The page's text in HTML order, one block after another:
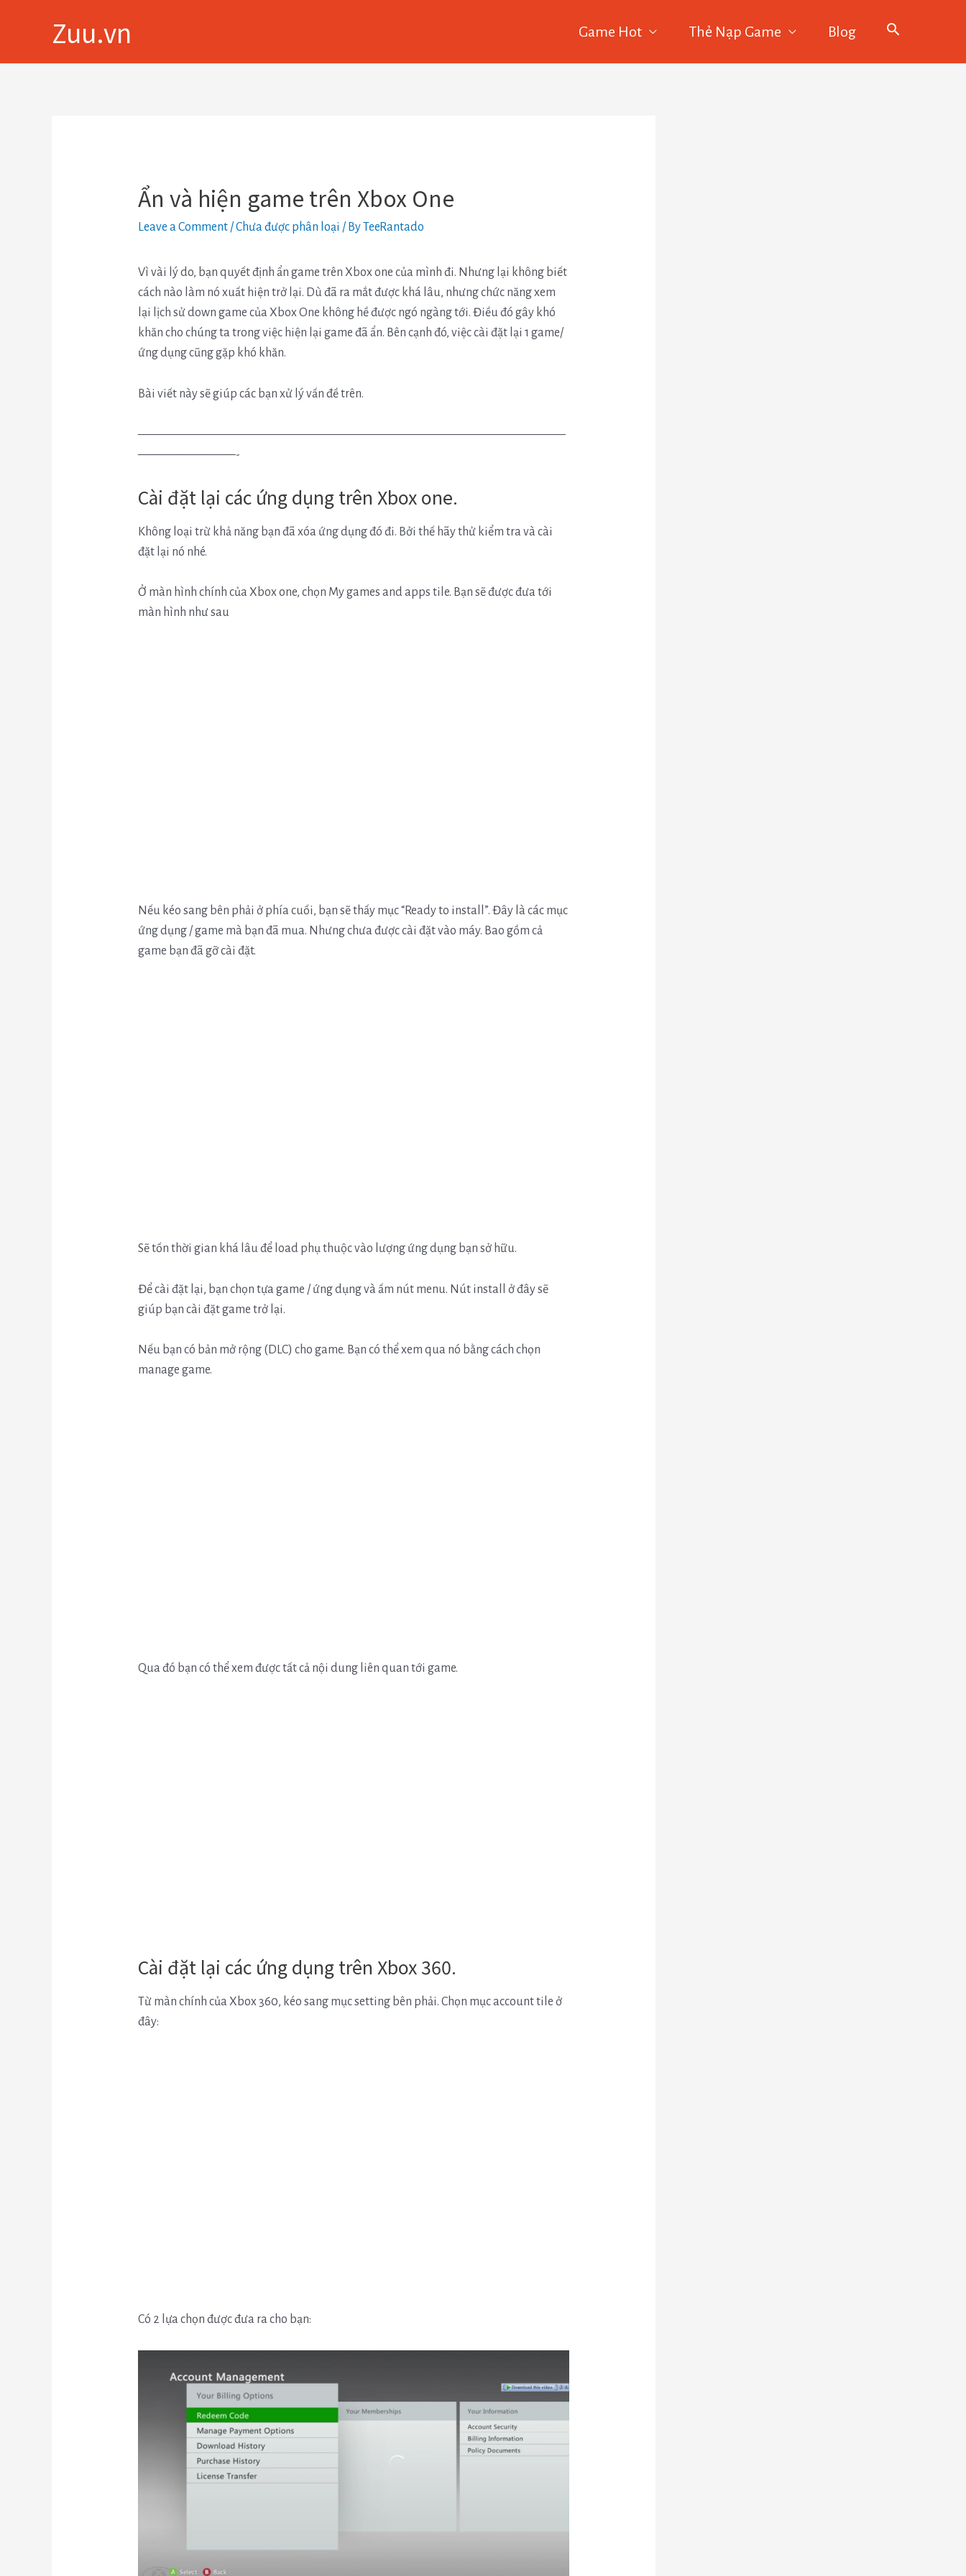
Zuu.vn Game Hot Thẻ Nạp Game Blog
Ẩn và hiện game trên Xbox One
Leave a Comment /Chưa được phân loại / ByTeeRantado
Vì vài lý do, bạn quyết định ẩn game trên Xbox one của mình đi. Nhưng lại không biết
cách nào làm nó xuất hiện trở lại. Dù đã ra mắt được khá lâu, nhưng chức năng xem
lại lịch sử down game của Xbox One không hề được ngó ngàng tới. Điều đó gây khó
khăn cho chúng ta trong việc hiện lại game đã ẩn. Bên cạnh đó, việc cài đặt lại 1 game/
ứng dụng cũng gặp khó khăn.
Bài viết này sẽ giúp các bạn xử lý vấn đề trên.
———————————————————————————————————
————————-
Cài đặt lại các ứng dụng trên Xbox one.
Không loại trừ khả năng bạn đã xóa ứng dụng đó đi. Bởi thế hãy thử kiểm tra và cài
đặt lại nó nhé.
Ở màn hình chính của Xbox one, chọn My games and apps tile. Bạn sẽ được đưa tới
màn hình như sau
Nếu kéo sang bên phải ở phía cuối, bạn sẽ thấy mục “Ready to install”. Đây là các mục
ứng dụng / game mà bạn đã mua. Nhưng chưa được cài đặt vào máy. Bao gồm cả
game bạn đã gỡ cài đặt.
Sẽ tốn thời gian khá lâu để load phụ thuộc vào lượng ứng dụng bạn sở hữu.
Để cài đặt lại, bạn chọn tựa game / ứng dụng và ấm nút menu. Nút install ở đây sẽ
giúp bạn cài đặt game trở lại.
Nếu bạn có bản mở rộng (DLC) cho game. Bạn có thể xem qua nó bằng cách chọn
manage game.
Qua đó bạn có thể xem được tất cả nội dung liên quan tới game.
Cài đặt lại các ứng dụng trên Xbox 360.
Từ màn chính của Xbox 360, kéo sang mục setting bên phải. Chọn mục account tile ở
đây:
Có 2 lựa chọn được đưa ra cho bạn: